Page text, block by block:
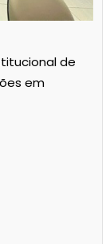
de
em